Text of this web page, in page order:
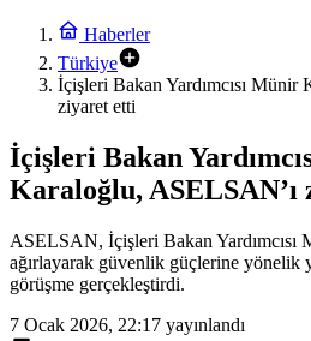
Haberler
Türkiye
İçişleri Bakan Yardımcısı
ziyaret etti
İçişleri Bakan
Karaloğlu,
ASELSAN, İçişleri Bakan Yardımcısı
ağırlayarak güvenlik güçlerine yönelik
görüşme gerçekleştirdi.
7 Ocak 2026, 22:17 yayınlandı